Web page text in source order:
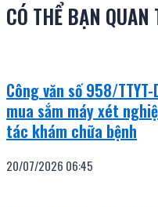
CÓ THỂ BẠN QUAN
Công văn số 958/
mua sắm máy xét
tác khám chữa bệnh
20/07/2026 06:45